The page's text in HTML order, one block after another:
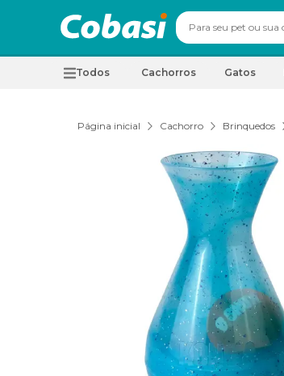
Todos Cachorros Gatos
Página inicial Cachorro Brinquedos